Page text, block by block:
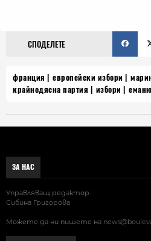
СПОДЕЛЕТЕ
франция европейски избори
крайнодясна партия
избори
ЗА НАС
Управляващ редактор:
Сибина Григорова
Можете да ни пишете на